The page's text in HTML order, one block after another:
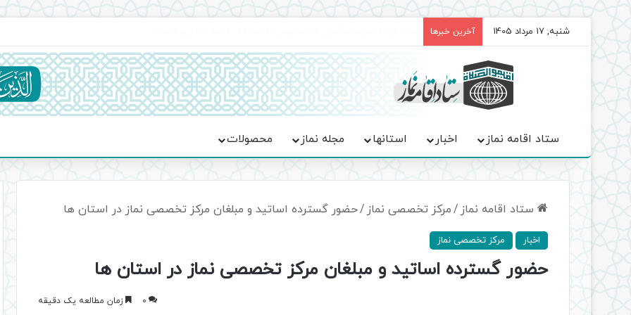
شنبه, 17 مرداد 1405 آخرین خبرها
ستاد اقامه نماز اخبار استانها مجله نماز محصولات
ستاد اقامه نماز /مرکز تخصصی نماز /حضور گسترده اساتید و مبلغان مرکز تخصصی نماز در استان ها
اخبار مرکز تخصصی نماز
حضور گسترده اساتید و مبلغان مرکز تخصصی نماز در استان ها
0 زمان مطالعه یک دقیقه